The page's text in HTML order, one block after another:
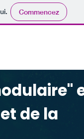
Commencez
de la